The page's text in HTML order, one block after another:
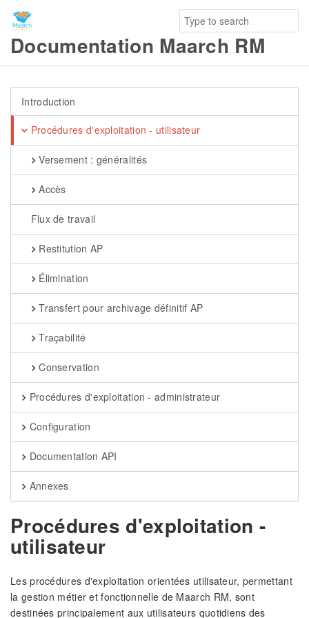
Documentation Maarch RM
Introduction
Procédures d'exploitation - utilisateur
Versement : généralités
Accès
Flux de travail
Restitution AP
Élimination
Transfert pour archivage définitif AP
Traçabilité
Conservation
Procédures d'exploitation - administrateur
Configuration
Documentation API
Annexes
Procédures d'exploitation -
utilisateur
Les procédures d'exploitation orientées utilisateur, permettant
la gestion métier et fonctionnelle de Maarch RM, sont
destinées principalement aux utilisateurs quotidiens des